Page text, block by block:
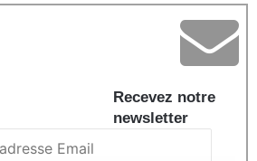
Recevez notre
newsletter